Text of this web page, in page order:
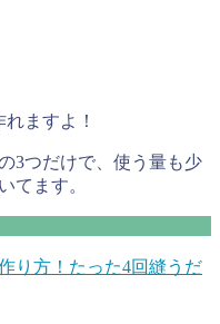
ますよ！
3つだけで、使う量も少
てます。
り方！たった4回縫うだ